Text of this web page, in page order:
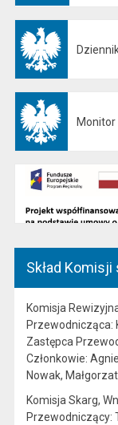
Monitor
Skład Komisji
Komisja
Przewodnicząca:
Zastępca
Członkowie:
Nowak,
Komisja Skarg,
Przewodniczący: